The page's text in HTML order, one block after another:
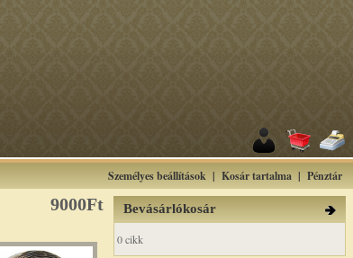
Személyes beállítások | Kosár tartalma | Pénztár
9000Ft Bevásárlókosár
0 cikk